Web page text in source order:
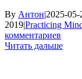
By Антон|2025-
2019|Practicing
комментариев
Читать дальше